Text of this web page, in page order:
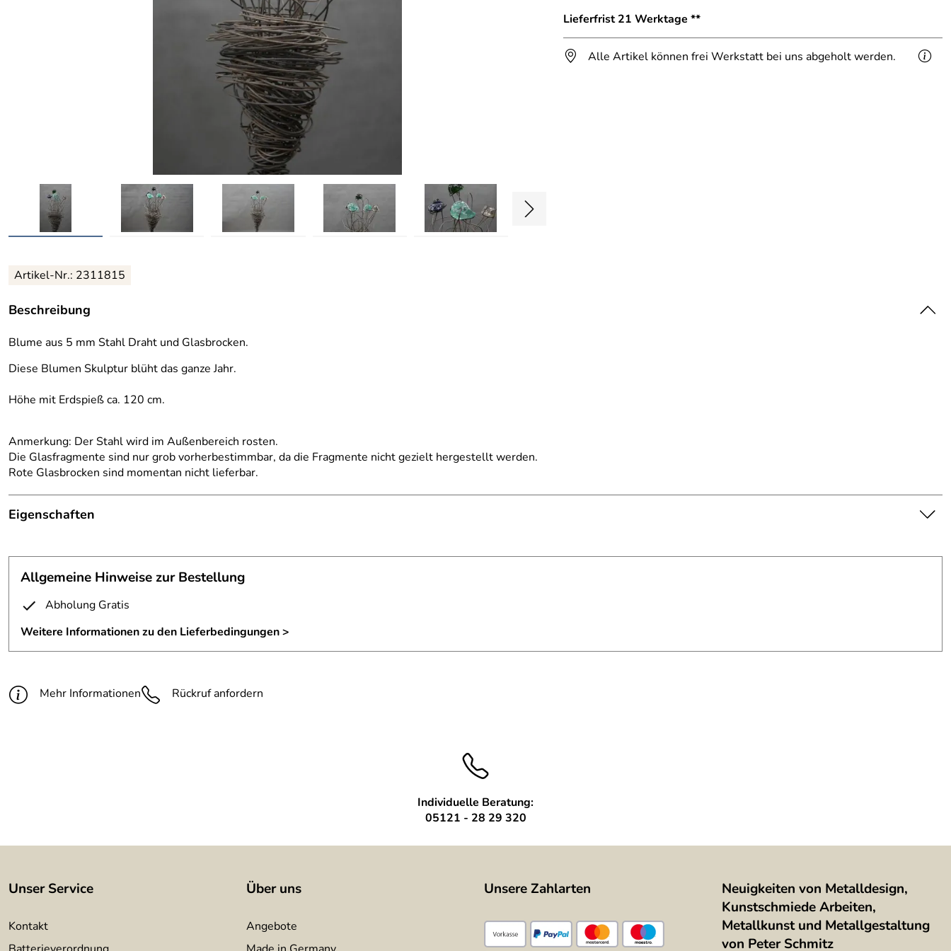
Lieferfrist 21 Werktage **
Alle Artikel können frei Werkstatt bei uns abgeholt werden.
Artikel-Nr.: 2311815
Beschreibung
Blume aus 5 mm Stahl Draht und Glasbrocken.
Diese Blumen Skulptur blüht das ganze Jahr.
Höhe mit Erdspieß ca. 120 cm.
Anmerkung: Der Stahl wird im Außenbereich rosten.
Die Glasfragmente sind nur grob vorherbestimmbar, da die Fragmente nicht gezielt hergestellt werden.
Rote Glasbrocken sind momentan nicht lieferbar.
Eigenschaften
Anmerkung:
der Stahl wird im Laufe der Zeit eine rostige Patina entwickeln
Befestigung:
mit einem Erdspieß
Erdspieß:
12 mm Vollmaterial aus Eisen
Höhe:
ca. 120 cm cm
Allgemeine Hinweise zur Bestellung
Abholung Gratis
Weitere Informationen zu den Lieferbedingungen >
Mehr Informationen Rückruf anfordern
Individuelle Beratung:
05121 - 28 29 320
Unser Service
Kontakt
Über uns
Angebote
Unsere Zahlarten
Neuigkeiten von Metalldesign,
Kunstschmiede Arbeiten,
Metallkunst und Metallgestaltung
von Peter Schmitz